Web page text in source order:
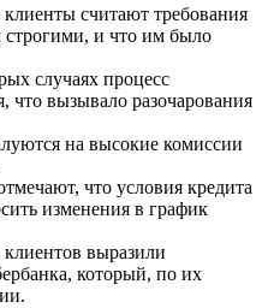
считают требования
строгими, и что им было
случаях процесс
что вызывало разочарования
на высокие комиссии
что условия кредита
изменения в график
выразили
который, по их